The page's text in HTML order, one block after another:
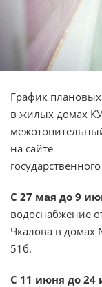
График
в жилых домах
на сайте
С 27 мая до 9
водоснабжение
Чкалова в домах
51б.
С 11 июня до 24